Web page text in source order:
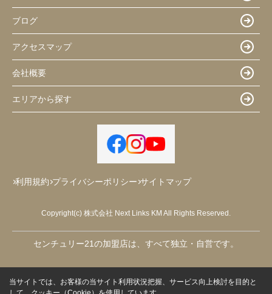
ブログ
アクセスマップ
会社概要
エリアから探す
利用規約 プライバシーポリシー サイトマップ
Copyright(c) 株式会社 Next Links KM All Rights Reserved.
センチュリー21の加盟店は、すべて独立・自営です。
当サイトでは、お客様の当サイト利用状況把握、サービス向上検討を目的と